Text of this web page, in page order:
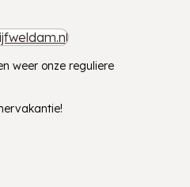
weer onze reguliere